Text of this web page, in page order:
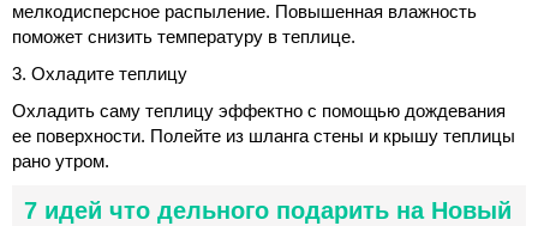
мелкодисперсное распыление. Повышенная влажность
поможет снизить температуру в теплице.
3. Охладите теплицу
Охладить саму теплицу эффектно с помощью дождевания
ее поверхности. Полейте из шланга стены и крышу теплицы
рано утром.
7 идей что дельного подарить на Новый